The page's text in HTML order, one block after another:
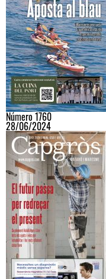
Número 1760
28/06/2024